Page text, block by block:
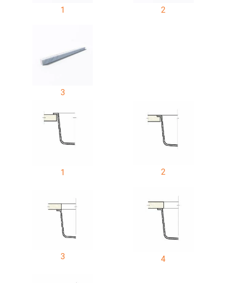
1 2
3
1 2
3 4